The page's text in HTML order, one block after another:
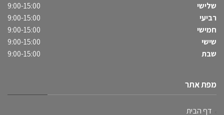
שלישי
9:00-15:00
רביעי
9:00-15:00
חמישי
9:00-15:00
שישי
9:00-15:00
שבת
9:00-15:00
מפת אתר
דף הבית